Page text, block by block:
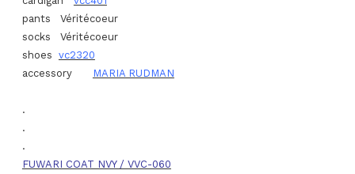
pants Véritécoeur
socks Véritécoeur
shoes vc2320
accessory
MARIA RUDMAN
.
.
.
FUWARI COAT NVY / VVC-060